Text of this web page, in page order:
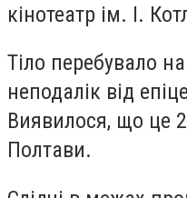
кінотеатр ім. І.
Тіло перебувало
неподалік від
Виявилося, що це
Полтави.